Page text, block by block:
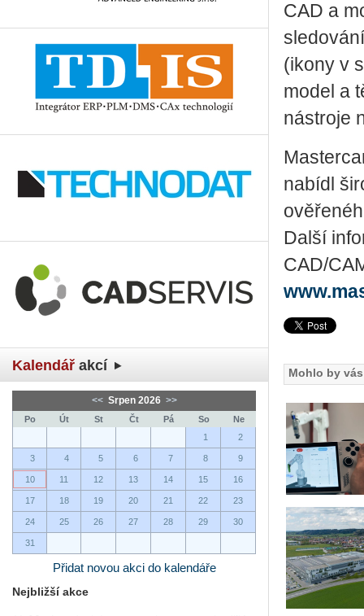
Kalendář akcí
<< Srpen 2026 >>
Po Út St Čt Pá So
Ne
1
2
3 4 5 6 7 8 9
10 11 12 13 14 15 16
17 18 19 20 21 22 23
24 25 26 27 28 29 30
31
Přidat novou akci do kalendáře
Nejbližší akce
CAD a
(ikony v
model a
nástroje
nabídl
Další
CAD/
Mohlo by